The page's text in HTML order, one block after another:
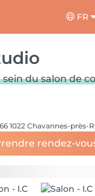
FR
du salon de
1022 Chavannes-près-
rendez-